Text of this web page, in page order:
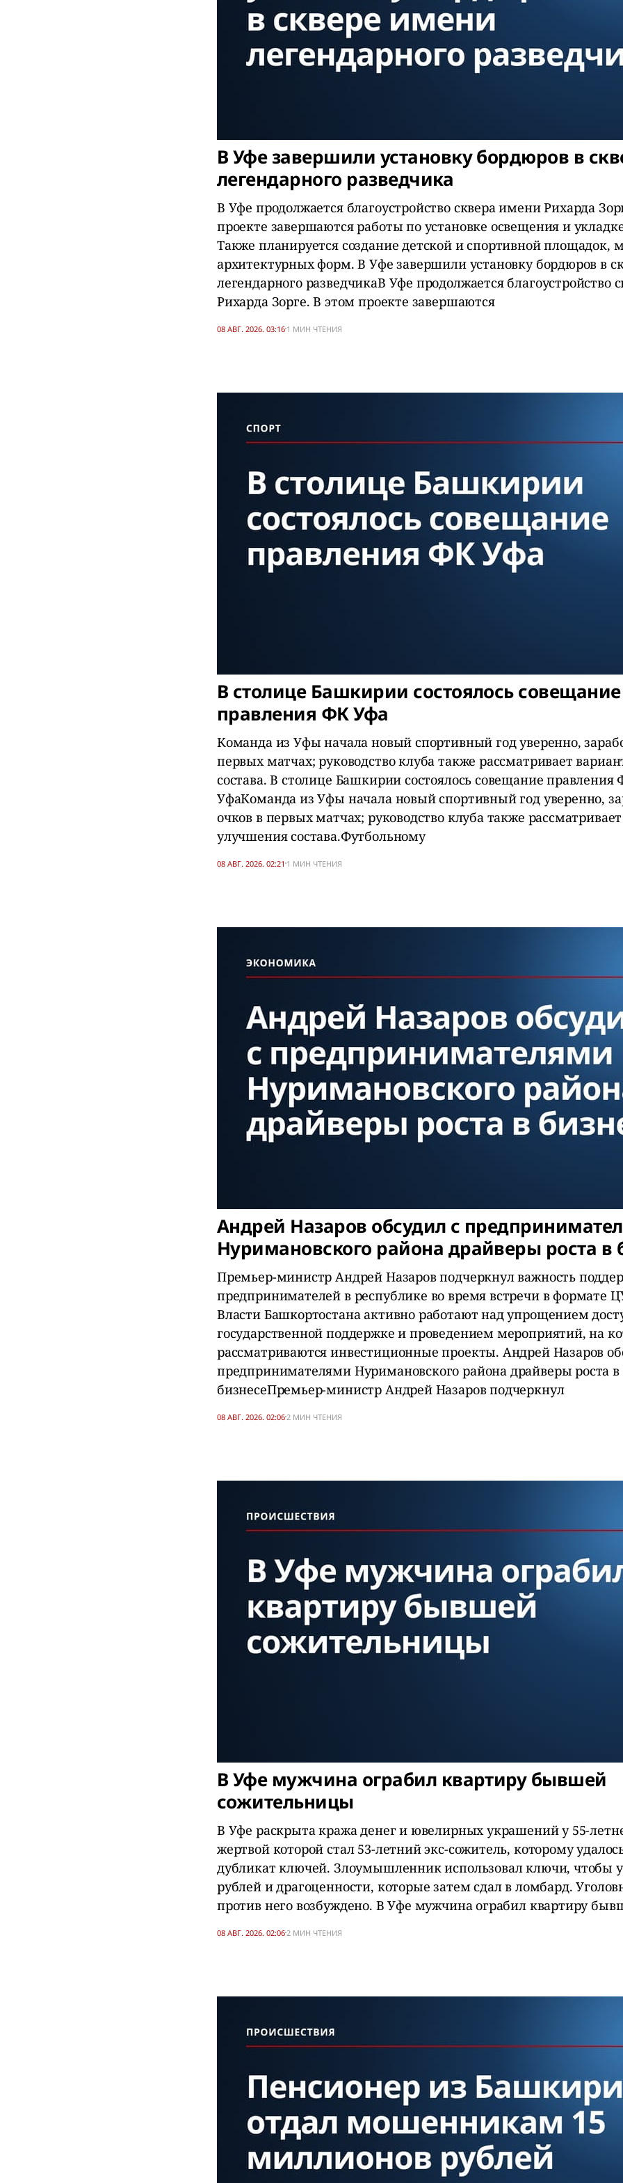
В Уфе завершили установку бордюров в
легендарного разведчика
В Уфе продолжается благоустройство сквера имени Рихарда
проекте завершаются работы по установке освещения и
Также планируется создание детской и спортивной площадок,
архитектурных форм. В Уфе завершили установку бордюров в
легендарного разведчикаВ Уфе продолжается благоустройство
Рихарда Зорге. В этом проекте завершаются
08 АВГ. 2026. 03:16 1 МИН ЧТЕНИЯ
В столице Башкирии состоялось совещание
правления ФК Уфа
Команда из Уфы начала новый спортивный год уверенно,
первых матчах; руководство клуба также рассматривает
состава. В столице Башкирии состоялось совещание правления
УфаКоманда из Уфы начала новый спортивный год уверенно,
очков в первых матчах; руководство клуба также
улучшения состава.Футбольному
08 АВГ. 2026. 02:21 1 МИН ЧТЕНИЯ
Андрей Назаров обсудил с
Нуримановского района драйверы роста в
Премьер-министр Андрей Назаров подчеркнул важность
предпринимателей в республике во время встречи в формате
Власти Башкортостана активно работают над упрощением
государственной поддержке и проведением мероприятий, на
рассматриваются инвестиционные проекты. Андрей Назаров
предпринимателями Нуримановского района драйверы роста в
бизнесеПремьер-министр Андрей Назаров подчеркнул
08 АВГ. 2026. 02:06 2 МИН ЧТЕНИЯ
В Уфе мужчина ограбил квартиру бывшей
сожительницы
В Уфе раскрыта кража денег и ювелирных украшений у 55-
жертвой которой стал 53-летний экс-сожитель, которому
дубликат ключей. Злоумышленник использовал ключи, чтобы
рублей и драгоценности, которые затем сдал в ломбард.
против него возбуждено. В Уфе мужчина ограбил квартиру
08 АВГ. 2026. 02:06 2 МИН ЧТЕНИЯ